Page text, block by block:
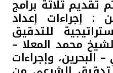
ثلاثة برامج
: إجراءات إعداد
للتدقيق
محمد المعلا –
البحرين، وإجراءات